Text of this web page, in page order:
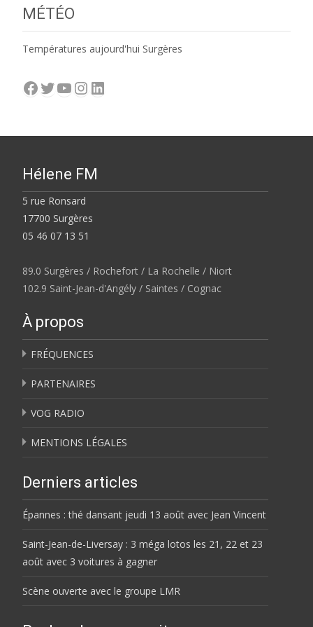
MÉTÉO
Températures aujourd'hui Surgères
Facebook
Twitter
YouTube
Instagram
LinkedIn
Hélene FM
5 rue Ronsard
17700 Surgères
05 46 07 13 51
89.0 Surgères / Rochefort / La Rochelle / Niort
102.9 Saint-Jean-d'Angély / Saintes / Cognac
À propos
FRÉQUENCES
PARTENAIRES
VOG RADIO
MENTIONS LÉGALES
Derniers articles
Épannes : thé dansant jeudi 13 août avec Jean Vincent
Saint-Jean-de-Liversay : 3 méga lotos les 21, 22 et 23
août avec 3 voitures à gagner
Scène ouverte avec le groupe LMR